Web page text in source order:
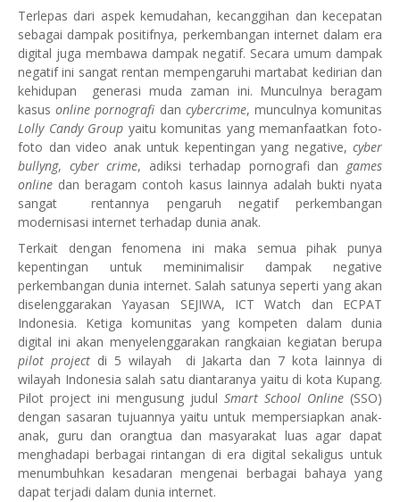
Terlepas dari aspek kemudahan, kecanggihan dan kecepatan
sebagai dampak positifnya, perkembangan internet dalam era
digital juga membawa dampak negatif. Secara umum dampak
negatif ini sangat rentan mempengaruhi martabat kedirian dan
kehidupan
generasi muda zaman ini. Munculnya beragam
kasusonline pornografi dan cybercrime, munculnya komunitas
Lolly Candy Group yaitu komunitas yang memanfaatkan foto-
foto dan video anak untuk kepentingan yang negative, cyber
bullyng, cyber crime, adiksi terhadap pornografi dan games
online dan beragam contoh kasus lainnya adalah bukti nyata
sangat
rentannya pengaruh negatif perkembangan
modernisasi internet terhadap dunia anak.
Terkait dengan fenomena ini maka semua pihak punya
kepentingan untuk meminimalisir dampak negative
perkembangan dunia internet. Salah satunya seperti yang akan
diselenggarakan Yayasan SEJIWA, ICT Watch dan ECPAT
Indonesia. Ketiga komunitas yang kompeten dalam dunia
digital ini akan menyelenggarakan rangkaian kegiatan berupa
pilot projectdi 5 wilayah
di Jakarta dan 7 kota lainnya di
wilayah Indonesia salah satu diantaranya yaitu di kota Kupang.
Pilot project ini mengusung judul Smart School Online (SSO)
dengan sasaran tujuannya yaitu untuk mempersiapkan anak-
anak, guru dan orangtua dan masyarakat luas agar dapat
menghadapi berbagai rintangan di era digital sekaligus untuk
menumbuhkan kesadaran mengenai berbagai bahaya yang
dapat terjadi dalam dunia internet.